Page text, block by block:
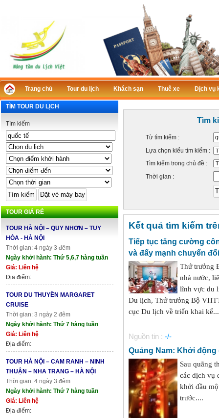
Trang chủ Tour du lịch Khách sạn Thuê xe Dịch vụ
TÌM TOUR DU LỊCH
Tìm kiếm
TOUR GIÁ RẺ
TOUR HÀ NỘI – QUY NHƠN – TUY
HÒA - HÀ NỘI
Thời gian: 4 ngày 3 đêm
Ngày khởi hành: Thứ 5,6,7 hàng tuần
Giá: Liên hệ
Địa điểm:
TOUR DU THUYỀN MARGARET
CRUISE
Thời gian: 3 ngày 2 đêm
Ngày khởi hành: Thứ 7 hàng tuần
Giá: Liên hệ
Địa điểm:
TOUR HÀ NỘI – CAM RANH – NINH
THUẬN – NHA TRANG – HÀ NỘI
Thời gian: 4 ngày 3 đêm
Ngày khởi hành: Thứ 7 hàng tuần
Giá: Liên hệ
Địa điểm:
Tìm
Từ tìm kiếm :
Lựa chọn kiểu tìm kiếm :
Tìm kiếm trong chủ đề :
Thời gian :
Kết quả tìm kiếm
Tiếp tục tăng cường
và đẩy mạnh chuyển
Thứ trưởng
nhà nước,
lĩnh vực du
Du lịch, Thứ trưởng Bộ
cục Du lịch về triển khai
Nguồn tin : -/-
Quảng Nam: Khởi
Sau quãng
các dịch vụ
khởi đầu
trước....